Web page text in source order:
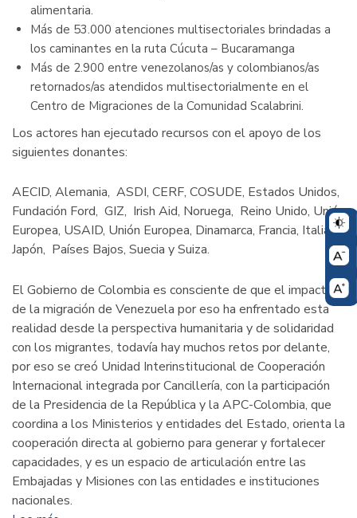
alimentaria.
Más de 53.000 atenciones multisectoriales brindadas a
los caminantes en la ruta Cúcuta – Bucaramanga
Más de 2.900 entre venezolanos/as y colombianos/as
retornados/as atendidos multisectorialmente en el
Centro de Migraciones de la Comunidad Scalabrini.
Los actores han ejecutado recursos con el apoyo de los
siguientes donantes:
AECID, Alemania, ASDI, CERF, COSUDE, Estados Unidos,
Fundación Ford, GIZ, Irish Aid, Noruega, Reino Unido, Unión
Europea, USAID, Unión Europea, Dinamarca, Francia, Italia,
Japón, Países Bajos, Suecia y Suiza.
El Gobierno de Colombia es consciente de que el impacto
de la migración de Venezuela por eso ha enfrentado esta
realidad desde la perspectiva humanitaria y de solidaridad
con los migrantes, todavía hay muchos retos por delante,
por eso se creó Unidad Interinstitucional de Cooperación
Internacional integrada por Cancillería, con la participación
de la Presidencia de la República y la APC-Colombia, que
coordina a los Ministerios y entidades del Estado, orienta la
cooperación directa al gobierno para generar y fortalecer
capacidades, y es un espacio de articulación entre las
Embajadas y Misiones con las entidades e instituciones
nacionales.